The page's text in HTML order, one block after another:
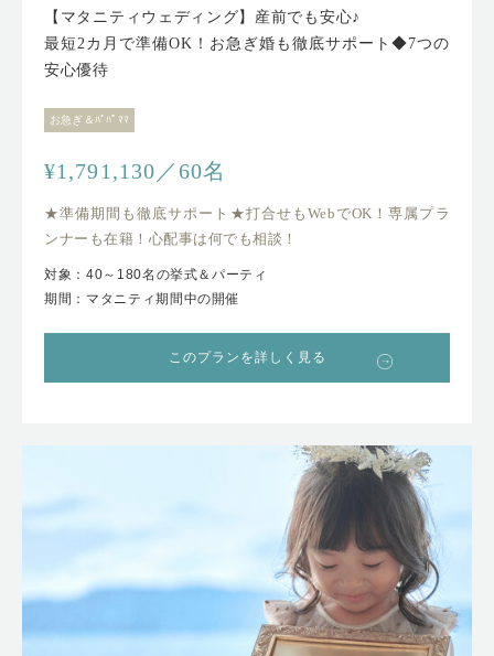
【マタニティウェディング】産前でも安心♪
最短2カ月で準備OK！お急ぎ婚も徹底サポート◆7つの
安心優待
お急ぎ＆ﾊﾟﾊﾟﾏﾏ
¥1,791,130／60名
★準備期間も徹底サポート★打合せもWebでOK！専属プラ
ンナーも在籍！心配事は何でも相談！
対象：40～180名の挙式＆パーティ
期間：マタニティ期間中の開催
このプランを詳しく見る